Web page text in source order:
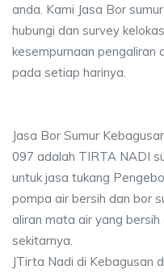
anda. Kami Jasa Bor
hubungi dan survey
kesempurnaan pengaliran
pada setiap harinya.
Jasa Bor Sumur
097 adalah TIRTA NADI
untuk jasa tukang
pompa air bersih dan bor
aliran mata air yang
sekitarnya.
JTirta Nadi di Kebagusan